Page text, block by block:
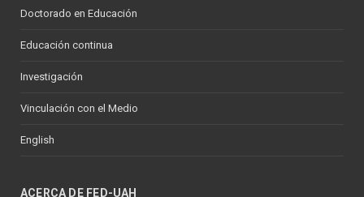
Doctorado en Educación
Educación continua
Investigación
Vinculación con el Medio
English
ACERCA DE FED-UAH